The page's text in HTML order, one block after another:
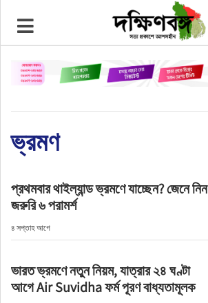
প্রচ্ছদ
জাতীয়
আন্তর্জাতিক
রাজনীতি
অর্থনীতি
খেলাধুলা
চাকরি
ভ্রমণ
প্রথমবার থাইল্যান্ড ভ্রমণে যাচ্ছেন? জেনে নিন
জরুরি ৬ পরামর্শ
৪ সপ্তাহ আগে
ভারত ভ্রমণে নতুন নিয়ম, যাত্রার ২৪ ঘণ্টা
আগে Air Suvidha ফর্ম পূরণ বাধ্যতামূলক